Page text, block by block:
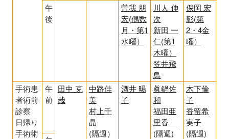
午
後
曽我 朋
宏(偶数
月・第1
水曜）
川人 伸
次
新田 一
仁(第1
木曜）
笠井飛
鳥
保岡 宏
彰(第
2・4金
曜）
手術患
者術前
診察
日帰り
手術術
午
前
田中 克
哉
中路佳
美
村上千
晶
(隔週）
酒井 暘
子
眞鍋佐
和
福田亜
里香
(隔週)
木下倫
子
香留希
実子
(隔週)